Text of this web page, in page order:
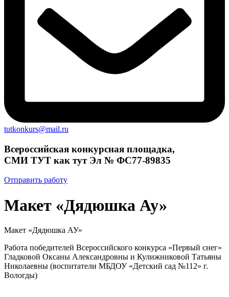
tutkonkurs@mail.ru
Всероссийская конкурсная площадка,
СМИ ТУТ как тут Эл № ФС77-89835
Отправить работу
Макет «Дядюшка Ау»
Макет «Дядюшка АУ»
Работа победителей Всероссийского конкурса «Первый снег»
Гладковой Оксаны Александровны и Кулижниковой Татьяны
Николаевны (воспитатели МБДОУ «Детский сад №112» г.
Вологды)